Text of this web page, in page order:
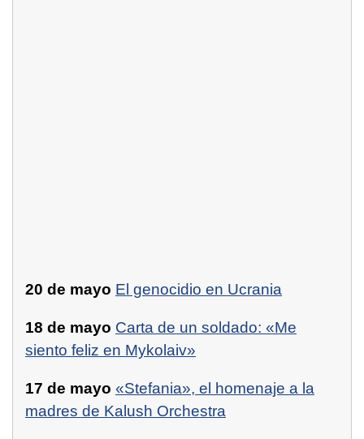
20 de mayo El genocidio en Ucrania
18 de mayo Carta de un soldado: «Me
siento feliz en Mykolaiv»
17 de mayo «Stefania», el homenaje a la
madres de Kalush Orchestra